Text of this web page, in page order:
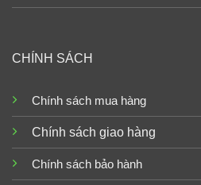
CHÍNH SÁCH
Chính sách mua hàng
Chính sách giao hàng
Chính sách bảo hành